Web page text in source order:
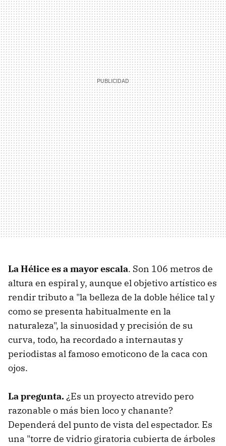
La Hélice es a mayor escala. Son 106 metros de
altura en espiral y, aunque el objetivo artístico es
rendir tributo a "la belleza de la doble hélice tal y
como se presenta habitualmente en la
naturaleza", la sinuosidad y precisión de su
curva, todo, ha recordado a internautas y
periodistas al famoso emoticono de la caca con
ojos.
La pregunta.¿Es un proyecto atrevido pero
razonable o más bien loco y chanante?
Dependerá del punto de vista del espectador. Es
una "torre de vidrio giratoria cubierta de árboles